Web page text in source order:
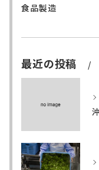
食品製造
最近の投稿